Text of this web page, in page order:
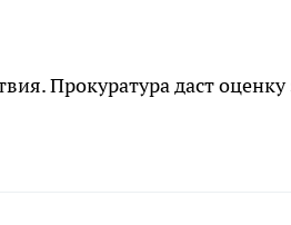
Прокуратура даст